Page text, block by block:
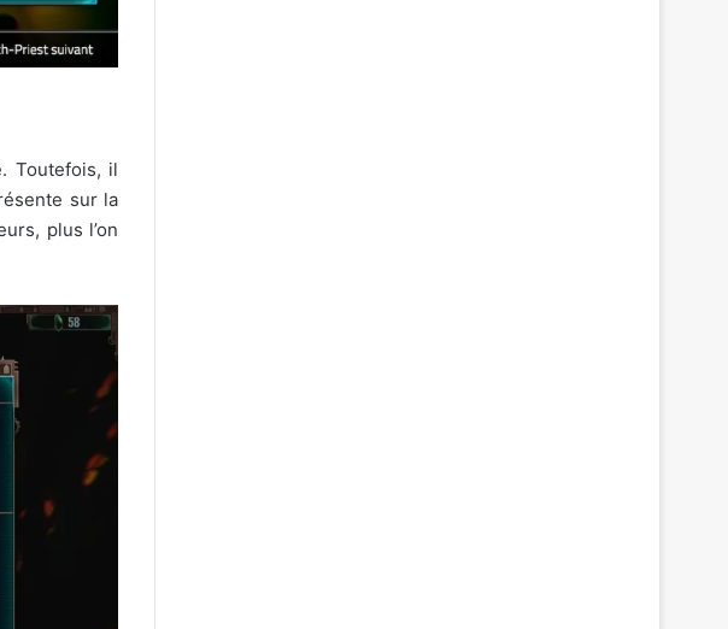
Toutefois, il
sur la
plus l’on